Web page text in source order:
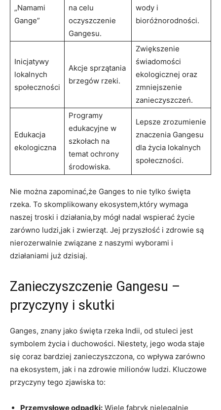
„Namami
Gange”
na celu
oczyszczenie
Gangesu.
wody i
bioróżnorodności.
Inicjatywy
lokalnych
społeczności
Akcje sprzątania
brzegów rzeki.
Zwiększenie
świadomości
ekologicznej oraz
zmniejszenie
zanieczyszczeń.
Edukacja
ekologiczna
Programy
edukacyjne w
szkołach na
temat ochrony
środowiska.
Lepsze zrozumienie
znaczenia Gangesu
dla życia lokalnych
społeczności.
Nie można zapominać,że Ganges to nie tylko święta
rzeka. To skomplikowany ekosystem,który wymaga
naszej troski i działania,by mógł nadal wspierać życie
zarówno ludzi,jak i zwierząt. Jej przyszłość i zdrowie są
nierozerwalnie związane z naszymi wyborami i
działaniami już dzisiaj.
Zanieczyszczenie Gangesu –
przyczyny i skutki
Ganges, znany jako święta rzeka Indii, od stuleci jest
symbolem życia i duchowości. Niestety, jego woda staje
się coraz bardziej zanieczyszczona, co wpływa zarówno
na ekosystem, jak i na zdrowie milionów ludzi. Kluczowe
przyczyny tego zjawiska to:
Przemysłowe odpadki: Wiele fabryk nielegalnie